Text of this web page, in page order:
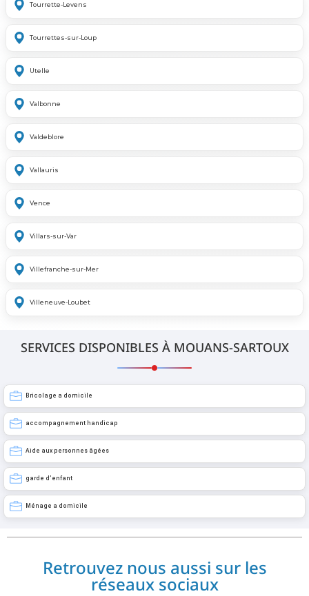
Tourrette-Levens
Tourrettes-sur-Loup
Utelle
Valbonne
Valdeblore
Vallauris
Vence
Villars-sur-Var
Villefranche-sur-Mer
Villeneuve-Loubet
SERVICES DISPONIBLES À MOUANS-SARTOUX
Bricolage a domicile
accompagnement handicap
Aide aux personnes âgées
garde d’enfant
Ménage a domicile
Retrouvez nous aussi sur les
réseaux sociaux